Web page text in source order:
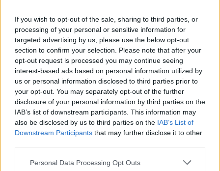
If you wish to opt-out of the sale, sharing to third parties, or
processing of your personal or sensitive information for
targeted advertising by us, please use the below opt-out
section to confirm your selection. Please note that after your
opt-out request is processed you may continue seeing
interest-based ads based on personal information utilized by
us or personal information disclosed to third parties prior to
your opt-out. You may separately opt-out of the further
disclosure of your personal information by third parties on the
IAB’s list of downstream participants. This information may
also be disclosed by us to third parties on the IAB’s List of
Downstream Participants that may further disclose it to other
Please note that this website/app uses one or more Google
Personal Data Processing Opt Outs
Ο Θωμάς ο «Survivor», όπως τον είχαν αποκαλέσει
καθώς κατάφερε να επιβιώσει χωρίς τη μαμά του
και περιπλανώμενος μόνος για τουλάχιστον 2-3
ημέρες είναι πλέον περίπου 5 μηνών.
Όπως αναφέρει ο Αρκτούρος στη σχετική του
ανάρτηση στο Facebook: «ο Θωμάς απολαμβάνει τα
κεράσια του».